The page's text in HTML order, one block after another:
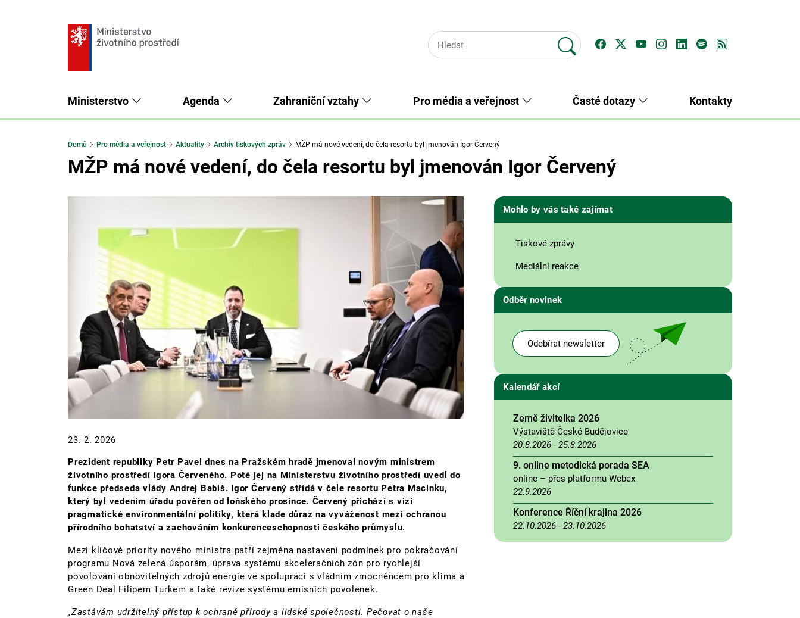
Ministerstvo Agenda Zahraniční vztahy Pro média a veřejnost Časté dotazy Kontakty
Domů Pro média a veřejnost Aktuality Archiv tiskových zpráv MŽP má nové vedení, do čela resortu byl jmenován Igor Červený
MŽP má nové vedení, do čela resortu byl jmenován Igor Červený
23. 2. 2026
Prezident republiky Petr Pavel dnes na Pražském hradě jmenoval novým ministrem
životního prostředí Igora Červeného. Poté jej na Ministerstvu životního prostředí uvedl do
funkce předseda vlády Andrej Babiš. Igor Červený střídá v čele resortu Petra Macinku,
který byl vedením úřadu pověřen od loňského prosince. Červený přichází s vizí
pragmatické environmentální politiky, která klade důraz na vyváženost mezi ochranou
přírodního bohatství a zachováním konkurenceschopnosti českého průmyslu.
Mezi klíčové priority nového ministra patří zejména nastavení podmínek pro pokračování
programu Nová zelená úsporám, úprava systému akceleračních zón pro rychlejší
povolování obnovitelných zdrojů energie ve spolupráci s vládním zmocněncem pro klima a
Green Deal Filipem Turkem a také revize systému emisních povolenek.
„Zastávám udržitelný přístup k ochraně přírody a lidské společnosti. Pečovat o naše
Mohlo by vás také zajímat
Tiskové zprávy
Mediální reakce
Odběr novinek
Odebírat newsletter
Kalendář akcí
Země živitelka 2026
Výstaviště České Budějovice
20.8.2026 - 25.8.2026
9. online metodická porada SEA
online – přes platformu Webex
22.9.2026
Konference Říční krajina 2026
22.10.2026 - 23.10.2026